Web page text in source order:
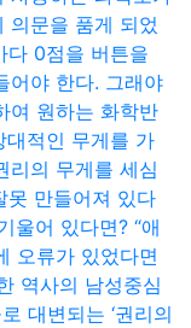
의문을 품게 되었
다 0점을 버튼을
어야 한다. 그래야
여 원하는 화학반
대적인 무게를 가
리의 무게를 세심
못 만들어져 있다
울어 있다면? “애
오류가 있었다면
역사의 남성중심
대변되는 ‘권리의